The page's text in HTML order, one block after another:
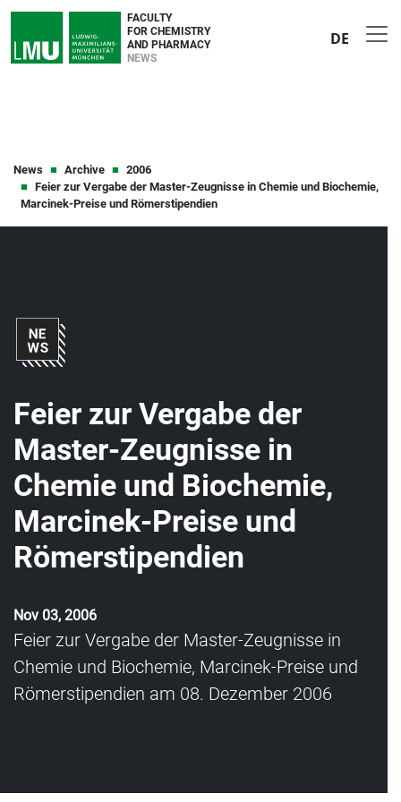
FACULTY
FOR CHEMISTRY
AND PHARMACY
NEWS
DE
News Archive
2006
Feier zur Vergabe der Master-Zeugnisse in Chemie und Biochemie,
Marcinek-Preise und Römerstipendien
Feier zur Vergabe der
Master-Zeugnisse in
Chemie und Biochemie,
Marcinek-Preise und
Römerstipendien
Nov 03, 2006
Feier zur Vergabe der Master-Zeugnisse in
Chemie und Biochemie, Marcinek-Preise und
Römerstipendien am 08. Dezember 2006